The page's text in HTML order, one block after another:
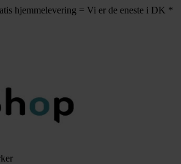
hjemmelevering = Vi er de eneste i DK *